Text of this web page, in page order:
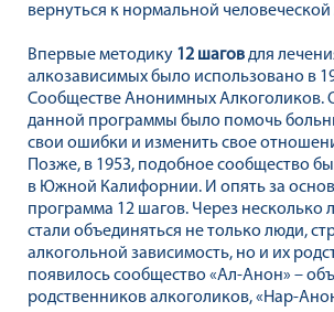
вернуться к нормальной
Впервые методику 12 шаговдля
алкозависимых было использовано в
Сообществе Анонимных Алкоголиков.
данной программы было помочь
свои ошибки и изменить свое
Позже, в 1953, подобное сообщество
в Южной Калифорнии. И опять за
программа 12 шагов. Через несколько
стали объединяться не только люди,
алкогольной зависимость, но и их
появилось сообщество «Ал-Анон» –
родственников алкоголиков, «Нар-